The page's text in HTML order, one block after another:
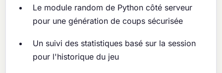
Le module random de Python côté serveur
pour une génération de coups sécurisée
Un suivi des statistiques basé sur la session
pour l'historique du jeu